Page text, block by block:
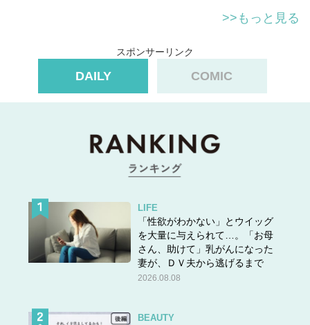
>>もっと見る
スポンサーリンク
DAILY COMIC
LIFE
「性欲がわかない」とウイッグ
を大量に与えられて…。「お母
さん、助けて」乳がんになった
妻が、ＤＶ夫から逃げるまで
2026.08.08
BEAUTY